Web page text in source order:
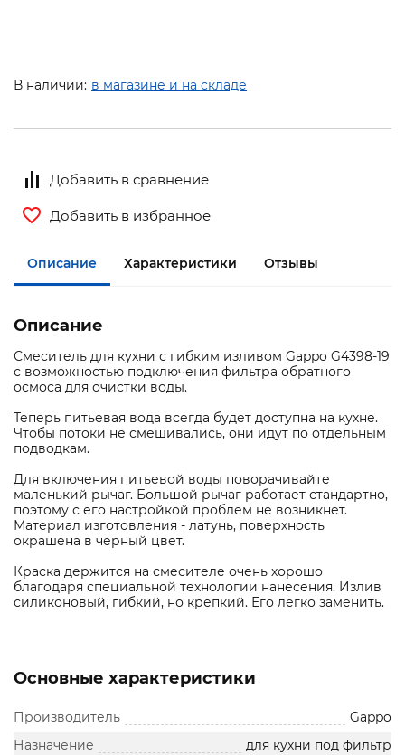
В наличии: в магазине и на складе
Добавить в сравнение
Добавить в избранное
Описание Характеристики Отзывы
Описание
Смеситель для кухни с гибким изливом Gappo G4398-19
с возможностью подключения фильтра обратного
осмоса для очистки воды.
Теперь питьевая вода всегда будет доступна на кухне.
Чтобы потоки не смешивались, они идут по отдельным
подводкам.
Для включения питьевой воды поворачивайте
маленький рычаг. Большой рычаг работает стандартно,
поэтому с его настройкой проблем не возникнет.
Материал изготовления - латунь, поверхность
окрашена в черный цвет.
Краска держится на смесителе очень хорошо
благодаря специальной технологии нанесения. Излив
силиконовый, гибкий, но крепкий. Его легко заменить.
Основные характеристики
Производитель
Gappo
Назначение
для кухни под фильтр